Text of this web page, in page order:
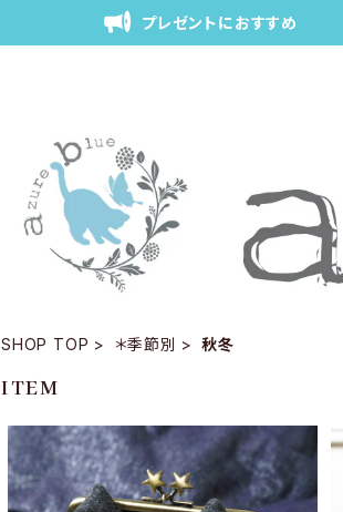
プレゼントにおすすめ
SHOP TOP ＊季節別 秋冬
ITEM